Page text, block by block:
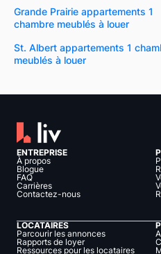
Grande Prairie appartements 1
chambre meublés à louer
St. Albert appartements 1
meublés à louer
ENTREPRISE
À propos
Blogue
FAQ
Carrières
Contactez-nous
LOCATAIRES
Parcourir les annonces
Rapports de loyer
Ressources pour les locataires